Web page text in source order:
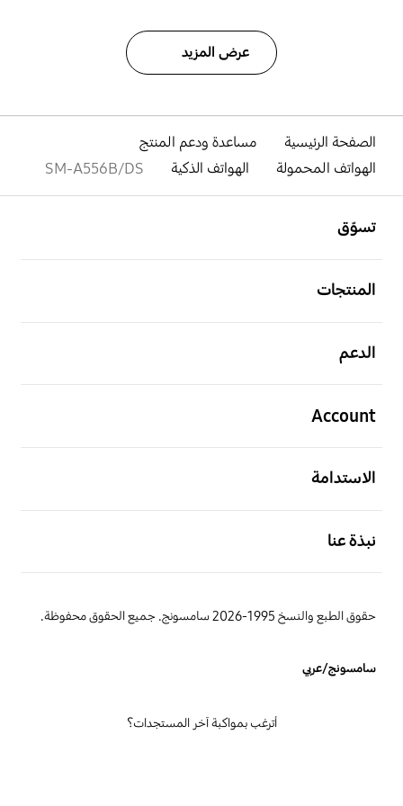
عرض المزيد
الصفحة الرئيسية
مساعدة ودعم المنتج
الهواتف المحمولة
الهواتف الذكية SM-A556B/DS
تسوّق
المنتجات
الدعم
Account
الاستدامة
نبذة عنا
حقوق الطبع والنسخ 1995-2026 سامسونج. جميع الحقوق محفوظة.
سامسونج/عربي
أترغب بمواكبة آخر المستجدات؟